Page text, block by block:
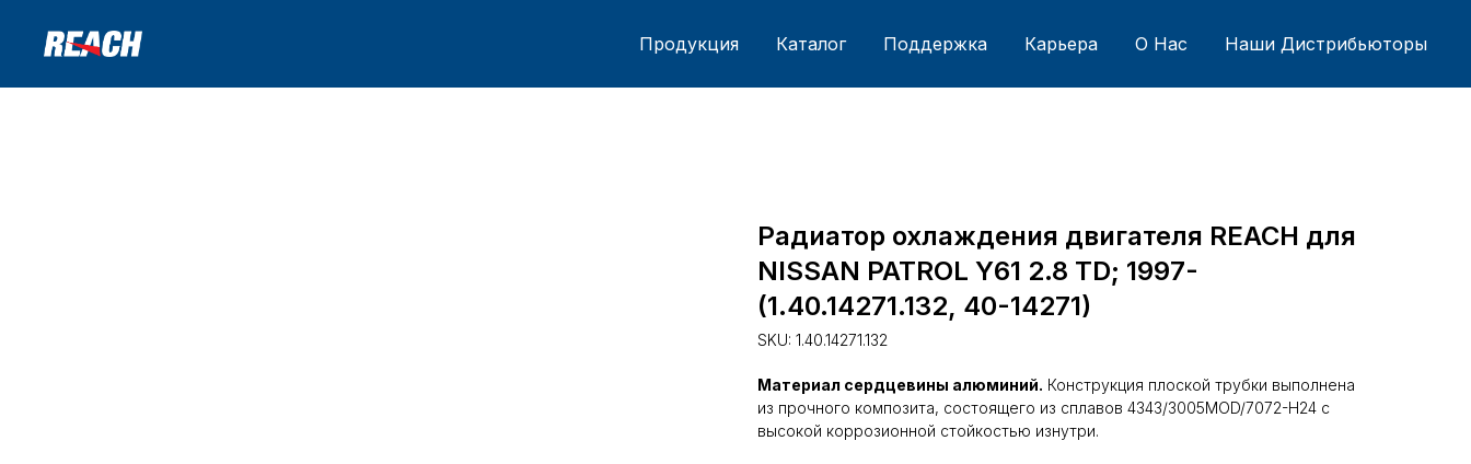
Продукция Каталог Поддержка Карьера О Нас Наши Дистрибьюторы
Радиатор охлаждения двигателя REACH для
NISSAN PATROL Y61 2.8 TD; 1997-
(1.40.14271.132, 40-14271)
SKU: 1.40.14271.132
Материал сердцевины алюминий. Конструкция плоской трубки выполнена
из прочного композита, состоящего из сплавов 4343/3005MOD/7072-H24 с
высокой коррозионной стойкостью изнутри.